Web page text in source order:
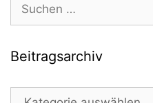
nach:
Beitragsarchiv
Beitragsarchiv